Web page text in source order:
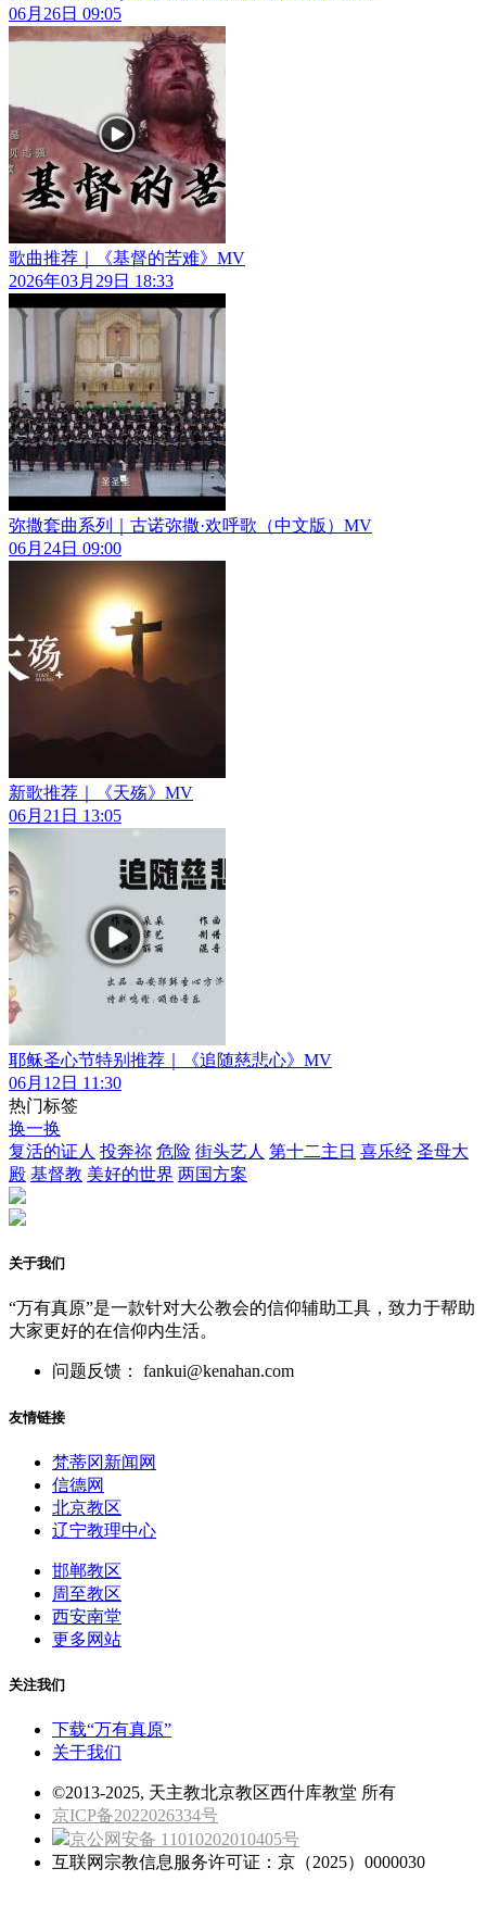
06月26日 09:05
歌曲推荐｜《基督的苦难》MV
2026年03月29日 18:33
弥撒套曲系列｜古诺弥撒·欢呼歌（中文版）MV
06月24日 09:00
新歌推荐｜《天殇》MV
06月21日 13:05
耶稣圣心节特别推荐｜《追随慈悲心》MV
06月12日 11:30
热门标签
换一换
复活的证人 投奔祢 危险 街头艺人 第十二主日 喜乐经 圣母大
殿 基督教 美好的世界 两国方案
关于我们
“万有真原”是一款针对大公教会的信仰辅助工具，致力于帮助
大家更好的在信仰内生活。
问题反馈： fankui@kenahan.com
友情链接
梵蒂冈新闻网
信德网
北京教区
辽宁教理中心
邯郸教区
周至教区
西安南堂
更多网站
关注我们
下载“万有真原”
关于我们
©2013-2025, 天主教北京教区西什库教堂 所有
京ICP备2022026334号
京公网安备 11010202010405号
互联网宗教信息服务许可证：京（2025）0000030